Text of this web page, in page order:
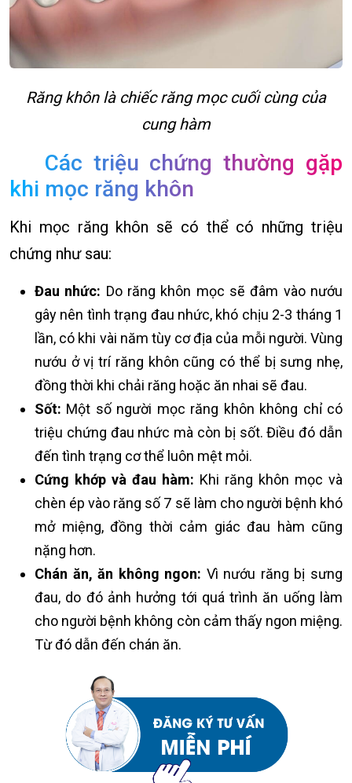
Răng khôn là chiếc răng mọc cuối cùng của
cung hàm
Các triệu chứng thường gặp
khi mọc răng khôn
Khi mọc răng khôn sẽ có thể có những triệu
chứng như sau:
Đau nhức: Do răng khôn mọc sẽ đâm vào nướu
gây nên tình trạng đau nhức, khó chịu 2-3 tháng 1
lần, có khi vài năm tùy cơ địa của mỗi người. Vùng
nướu ở vị trí răng khôn cũng có thể bị sưng nhẹ,
đồng thời khi chải răng hoặc ăn nhai sẽ đau.
Sốt: Một số người mọc răng khôn không chỉ có
triệu chứng đau nhức mà còn bị sốt. Điều đó dẫn
đến tình trạng cơ thể luôn mệt mỏi.
Cứng khớp và đau hàm: Khi răng khôn mọc và
chèn ép vào răng số 7 sẽ làm cho người bệnh khó
mở miệng, đồng thời cảm giác đau hàm cũng
nặng hơn.
Chán ăn, ăn không ngon: Vì nướu răng bị sưng
đau, do đó ảnh hưởng tới quá trình ăn uống làm
cho người bệnh không còn cảm thấy ngon miệng.
Từ đó dẫn đến chán ăn.